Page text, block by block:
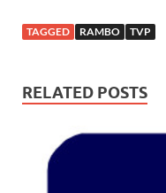
TAGGED RAMBO TVP
RELATED POSTS